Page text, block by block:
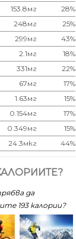
153.8мг
28%
248мг
25%
299мг
43%
2.1мг
18%
331мг
22%
67мг
17%
1.63мг
15%
0.154мг
17%
0.349мг
15%
24.3мкг 44%
да
193 калoрии?